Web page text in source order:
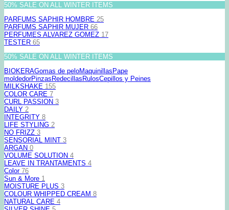
50% SALE ON ALL WINTER ITEMS
PARFUMS SAPHIR HOMBRE 25
PARFUMS SAPHIR MUJER 66
PERFUMES ALVAREZ GOMEZ 17
TESTER 65
50% SALE ON ALL WINTER ITEMS
BIOKERAGomas de peloMaquinillas Pape
moldedorPinzas Redecillas RulosCepillos y Peines
MILKSHAKE 155
COLOR CARE 7
CURL PASSION 3
DAILY 2
INTEGRITY 8
LIFE STYLING 2
NO FRIZZ 3
SENSORIAL MINT 3
ARGAN 0
VOLUME SOLUTION 4
LEAVE IN TRANTAMENTS 4
Color 76
Sun & More 1
MOISTURE PLUS 3
COLOUR WHIPPED CREAM 8
NATURAL CARE 4